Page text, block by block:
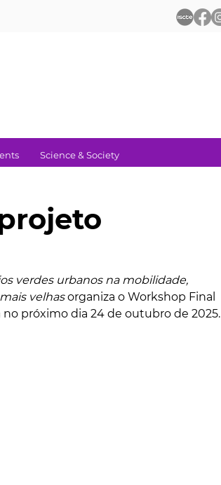
Science & Society
verdes urbanos na mobilidade,
velhas organiza o Workshop Final
próximo dia 24 de outubro de 2025.